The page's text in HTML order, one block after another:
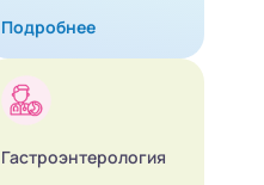
Подробнее
Гастроэнтерология